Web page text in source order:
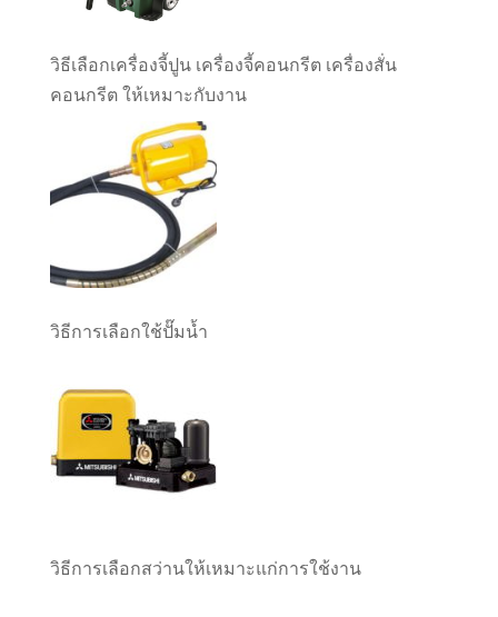
วิธีเลือกเครื่องจี้ปูน เครื่องจี้คอนกรีต เครื่องสั่น
คอนกรีต ให้เหมาะกับงาน
วิธีการเลือกใช้ปั๊มน้ำ
วิธีการเลือกสว่านให้เหมาะแก่การใช้งาน